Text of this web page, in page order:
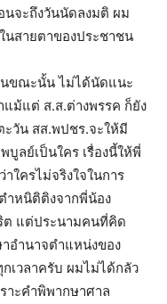
จะถึงวันนัดลงมติ ผม
สายตาของประชาชน
นขณะนั้น ไม่ได้นัดแนะ
แม้แต่ ส.ส.ต่างพรรค ก็ยัง
วัน สส.พปชร.จะให้มี
บูลย์เป็นใคร เรื่องนี้ให้พี่
ใครไม่จริงใจในการ
หนิติติงจากพี่น้อง
ต แต่ประนามคนที่คิด
าอำนาจตำแหน่งของ
เวลาครับ ผมไม่ได้กลัว
าะคำพิพากษาศาล